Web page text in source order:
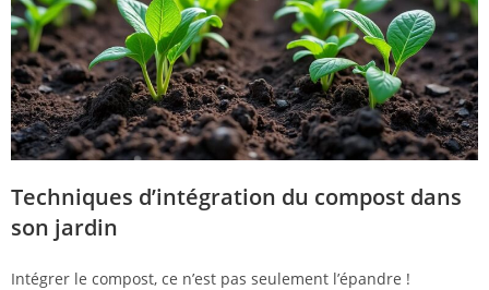
Techniques d’intégration du compost dans
son jardin
Intégrer le compost, ce n’est pas seulement l’épandre !